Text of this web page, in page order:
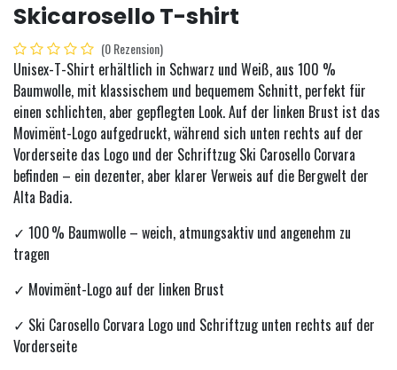
Skicarosello T-shirt
(0 Rezension)
Unisex-T-Shirt erhältlich in Schwarz und Weiß, aus 100 %
Baumwolle, mit klassischem und bequemem Schnitt, perfekt für
einen schlichten, aber gepflegten Look. Auf der linken Brust ist das
Movimënt-Logo aufgedruckt, während sich unten rechts auf der
Vorderseite das Logo und der Schriftzug Ski Carosello Corvara
befinden – ein dezenter, aber klarer Verweis auf die Bergwelt der
Alta Badia.
✓ 100 % Baumwolle – weich, atmungsaktiv und angenehm zu
tragen
✓ Movimënt-Logo auf der linken Brust
✓ Ski Carosello Corvara Logo und Schriftzug unten rechts auf der
Vorderseite